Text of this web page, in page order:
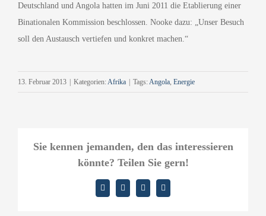
Deutschland und Angola hatten im Juni 2011 die Etablierung einer
Binationalen Kommission beschlossen. Nooke dazu: „Unser Besuch
soll den Austausch vertiefen und konkret machen.“
13. Februar 2013 | Kategorien: Afrika | Tags: Angola Energie
Sie kennen jemanden, den das interessieren
könnte? Teilen Sie gern!
Facebook
X LinkedIn
E-
Mail